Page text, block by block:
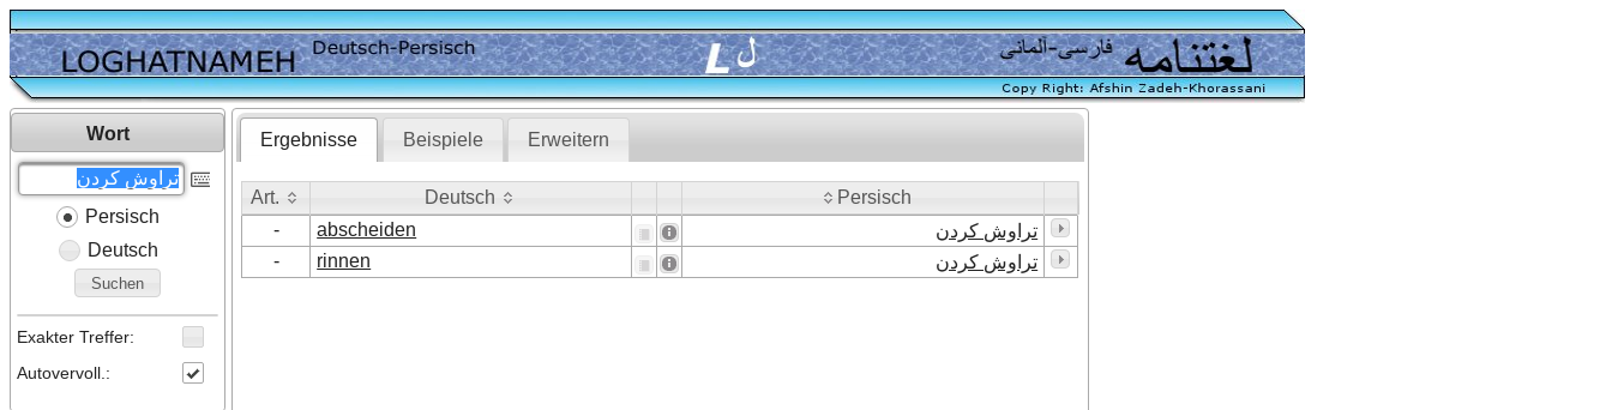
Wort
Persisch
Deutsch
Suchen
Exakter Treffer:
Autovervoll.:
Ergebnisse Beispiele Erweitern
Art. Deutsch
Persisch
- abscheiden
تراوش کردن
-
rinnen تراوش کردن